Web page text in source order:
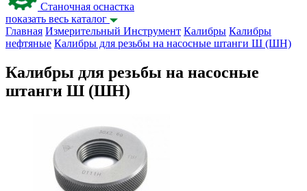
Станочная оснастка
показать весь каталог
Главная Измерительный Инструмент Калибры Калибры
нефтяные Калибры для резьбы на насосные штанги Ш (ШН)
Калибры для резьбы на насосные
штанги Ш (ШН)